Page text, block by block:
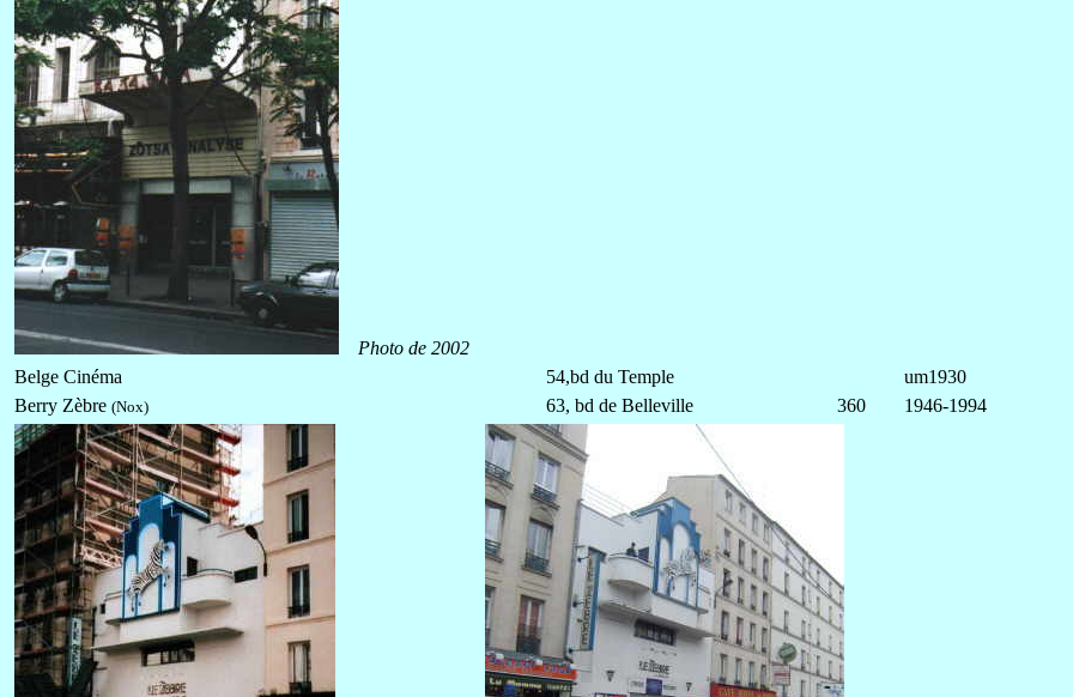
Photo de 2002
Belge Cinéma
54,bd du Temple
um1930
Berry Zèbre (Nox) 63, bd de Belleville 360 1946-1994